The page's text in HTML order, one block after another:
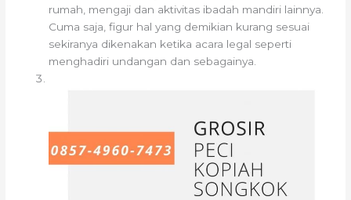
rumah, mengaji dan aktivitas ibadah mandiri lainnya.
Cuma saja, figur hal yang demikian kurang sesuai
sekiranya dikenakan ketika acara legal seperti
menghadiri undangan dan sebagainya.